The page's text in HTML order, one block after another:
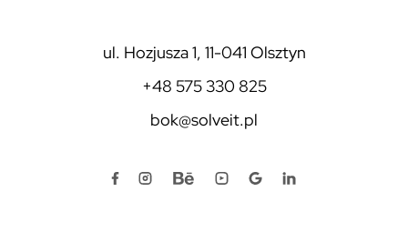
ul. Hozjusza 1, 11-041 Olsztyn
+48 575 330 825
bok@solveit.pl